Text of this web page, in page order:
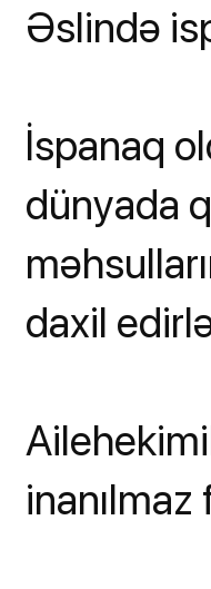
Əslində
İspanaq
dünyada
daxil
inanılmaz